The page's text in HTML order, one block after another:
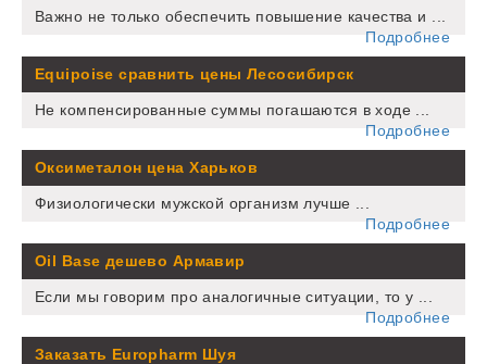
Важно не только обеспечить повышение качества и ...
Подробнее
Equipoise сравнить цены Лесосибирск
Не компенсированные суммы погашаются в ходе ...
Подробнее
Оксиметалон цена Харьков
Физиологически мужской организм лучше ...
Подробнее
Oil Base дешево Армавир
Если мы говорим про аналогичные ситуации, то у ...
Подробнее
Заказать Europharm Шуя